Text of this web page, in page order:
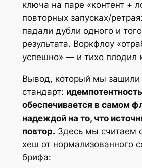
ключа на паре «контент +
повторных запусках/
падали дубли одного и
результата. Воркфлоу
успешно» — и тихо плодил
Вывод, который мы зашили
стандарт: идемпотентность
обеспечивается в самом
надеждой на то, что
повтор. Здесь мы считаем
хеш от нормализованного
брифа: